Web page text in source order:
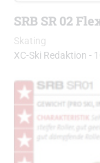
SRB SR 02
Skating
XC-Ski Redaktion -